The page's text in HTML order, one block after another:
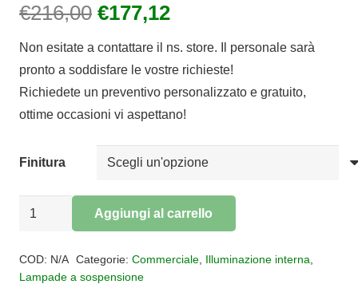
€216,00 Il
originale
era:
€216,00.
€177,12Il
attuale
è:
€177,12.
Non esitate a contattare il ns. store. Il personale sarà
pronto a soddisfare le vostre richieste!
Richiedete un preventivo personalizzato e gratuito,
ottime occasioni vi aspettano!
Finitura
Sospensione
quantità
Aggiungi al carrello
COD: N/A Categorie: Commerciale, Illuminazione interna
Lampade a sospensione